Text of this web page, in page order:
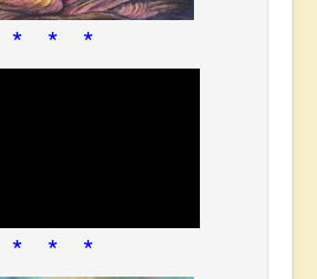
* * *
* * *